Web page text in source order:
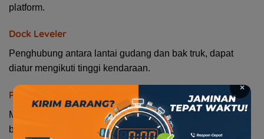
platform.
Dock Leveler
Penghubung antara lantai gudang dan bak truk, dapat
diatur mengikuti tinggi kendaraan.
Penahan Truk (Truck Restraint)
Mencegah truk bergerak saat proses bongkar muat
berlangsung.
×